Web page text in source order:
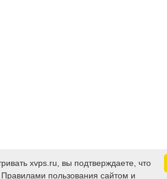
xvps.ru, вы подтверждаете, что
пользования сайтом и